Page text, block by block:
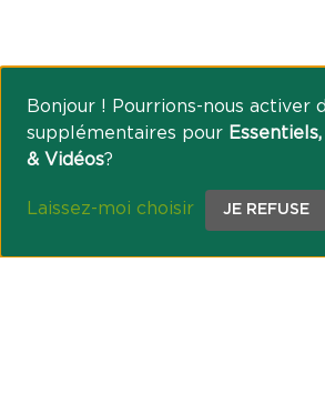
Bonjour ! Pourrions-nous activer
supplémentaires pour
& Vidéos?
Laissez-moi choisir JE REFUSE